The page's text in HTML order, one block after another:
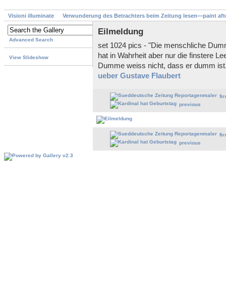
Visioni illuminate Verwunderung des Betrachters beim Zeitung lesen—paint
Advanced Search
View Slideshow
Eilmeldung
set 1024 pics - "Die menschliche
hat in Wahrheit aber nur die finstere
Dumme weiss nicht, dass er dumm
ueber Gustave Flaubert
previous
previous